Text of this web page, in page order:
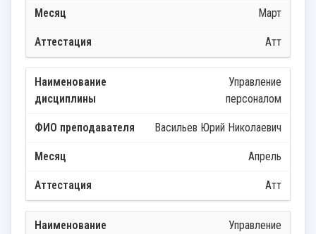
Март
Атт
Управление
персоналом
Васильев Юрий Николаевич
Апрель
Атт
Управление